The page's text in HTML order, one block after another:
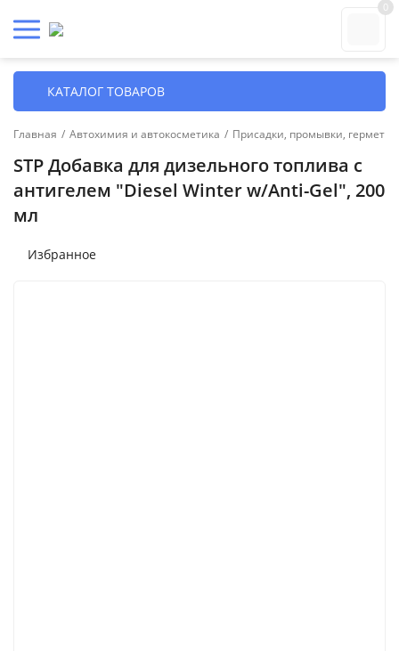
0
КАТАЛОГ ТОВАРОВ
Главная / Автохимия и автокосметика / Присадки, промывки,
STP Добавка для дизельного топлива с
антигелем "Diesel Winter w/Anti-Gel", 200
мл
Избранное